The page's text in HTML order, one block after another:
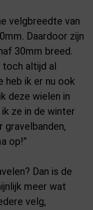
velgbreedte van
Daardoor zijn
30mm breed.
altijd al
heb ik er nu ook
deze wielen in
ze in de winter
gravelbanden,
op!”
Dan is de
meer wat
velg,